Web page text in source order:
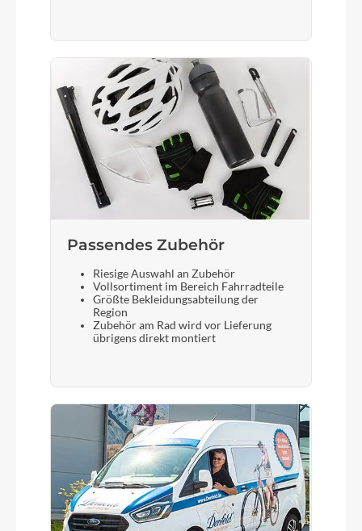
Passendes Zubehör
Riesige Auswahl an Zubehör
Vollsortiment im Bereich Fahrradteile
Größte Bekleidungsabteilung der
Region
Zubehör am Rad wird vor Lieferung
übrigens direkt montiert